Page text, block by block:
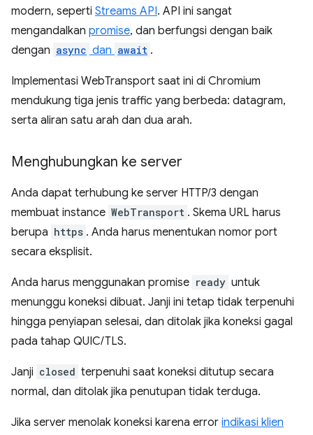
modern, seperti Streams API. API ini sangat
mengandalkan promise, dan berfungsi dengan baik
dengan async dan await .
Implementasi WebTransport saat ini di Chromium
mendukung tiga jenis traffic yang berbeda: datagram,
serta aliran satu arah dan dua arah.
Menghubungkan ke server
Anda dapat terhubung ke server HTTP/3 dengan
membuat instance WebTransport . Skema URL harus
berupa https . Anda harus menentukan nomor port
secara eksplisit.
Anda harus menggunakan promise ready untuk
menunggu koneksi dibuat. Janji ini tetap tidak terpenuhi
hingga penyiapan selesai, dan ditolak jika koneksi gagal
pada tahap QUIC/TLS.
Janji closed terpenuhi saat koneksi ditutup secara
normal, dan ditolak jika penutupan tidak terduga.
Jika server menolak koneksi karena error indikasi klien